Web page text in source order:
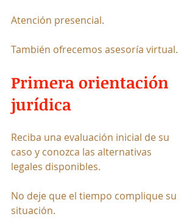
Atención presencial.
También ofrecemos asesoría virtual.
Primera orientación
jurídica
Reciba una evaluación inicial de su
caso y conozca las alternativas
legales disponibles.
No deje que el tiempo complique su
situación.